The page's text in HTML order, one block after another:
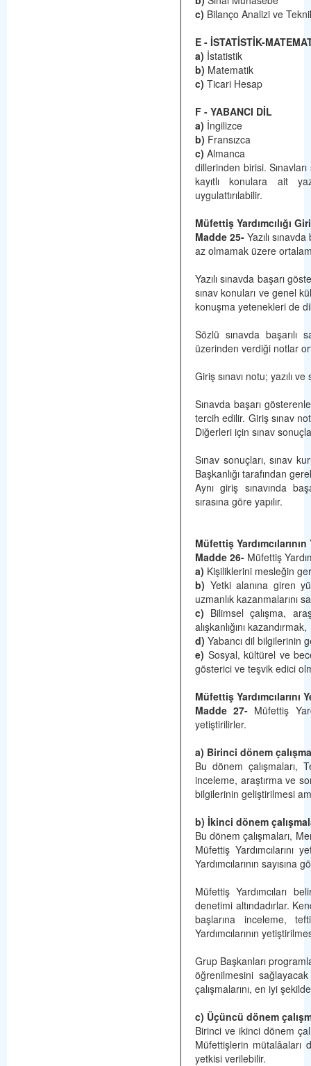
c) Bilanço Analizi ve
E - İSTATİSTİK-
a) İstatistik
b) Matematik
c) Ticari Hesap
F - YABANCI DİL
a) İngilizce
b) Fransızca
c) Almanca
dillerinden birisi.
kayıtlı konulara ait
uygulattırılabilir.
Müfettiş Yardımcılığı
Madde 25- Yazılı
az olmamak üzere
Yazılı sınavda başarı
sınav konuları ve genel
konuşma yetenekleri de
Sözlü sınavda
üzerinden verdiği notlar
Giriş sınavı notu; yazılı
Sınavda başarı
tercih edilir. Giriş sınav
Diğerleri için sınav
Sınav sonuçları, sınav
Başkanlığı tarafından
Aynı giriş sınavında
sırasına göre yapılır.
Müfettiş
Madde 26- Müfettiş
a) Kişiliklerini mesleğin
b) Yetki alanına giren
uzmanlık kazanmalarını
c) Bilimsel çalışma,
alışkanlığını kazandırmak,
d) Yabancı dil bilgilerinin
e) Sosyal, kültürel ve
gösterici ve teşvik edici
Müfettiş Yardımcılarını
Madde 27- Müfettiş
yetiştirilirler.
a) Birinci dönem
Bu dönem çalışmaları,
inceleme, araştırma ve
bilgilerinin geliştirilmesi
b) İkinci dönem
Bu dönem çalışmaları,
Müfettiş
Yardımcılarının
Müfettiş Yardımcıları
denetimi altındadırlar.
başlarına inceleme,
Yardımcılarının
Grup Başkanları
öğrenilmesini
çalışmalarını, en iyi
c) Üçüncü dönem
Birinci ve ikinci dönem
Müfettişlerin mütalâaları
yetkisi verilebilir.